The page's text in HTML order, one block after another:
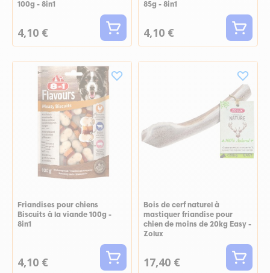
100g - 8in1
4,10 €
85g - 8in1
4,10 €
Friandises pour chiens
Biscuits à la viande 100g -
8in1
4,10 €
Bois de cerf naturel à
mastiquer friandise pour
chien de moins de 20kg Easy -
Zolux
17,40 €